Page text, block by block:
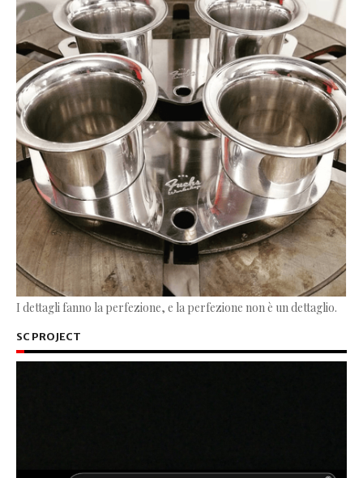
I dettagli fanno la perfezione, e la perfezione non è un dettaglio.
SC PROJECT